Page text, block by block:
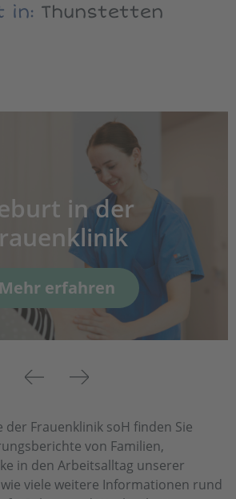
in: Thunstetten
Previous
in der
Mehr erfahren
Next
der Frauenklinik soH finden Sie
von Familien,
in den Arbeitsalltag unserer
viele weitere Informationen rund